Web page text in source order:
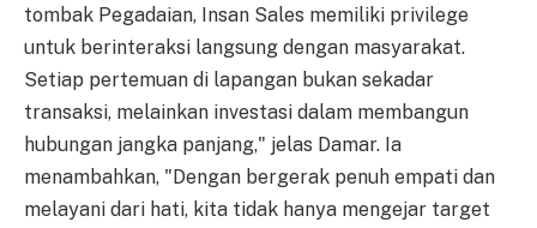
tombak Pegadaian, Insan Sales memiliki privilege
untuk berinteraksi langsung dengan masyarakat.
Setiap pertemuan di lapangan bukan sekadar
transaksi, melainkan investasi dalam membangun
hubungan jangka panjang," jelas Damar. Ia
menambahkan, "Dengan bergerak penuh empati dan
melayani dari hati, kita tidak hanya mengejar target